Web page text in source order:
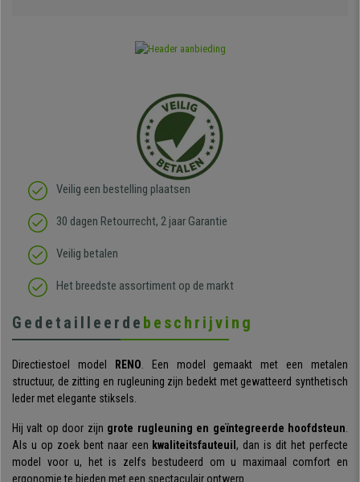
Veilig een bestelling plaatsen
30 dagen Retourrecht, 2 jaar Garantie
Veilig betalen
Het breedste assortiment op de markt
Gedetailleerde beschrijving
Directiestoel model RENO. Een model gemaakt met een metalen
structuur, de zitting en rugleuning zijn bedekt met gewatteerd synthetisch
leder met elegante stiksels.
Hij valt op door zijn grote rugleuning en geïntegreerde hoofdsteun.
Als u op zoek bent naar een kwaliteitsfauteuil, dan is dit het perfecte
model voor u, het is zelfs bestudeerd om u maximaal comfort en
ergonomie te bieden met een spectaculair ontwerp.